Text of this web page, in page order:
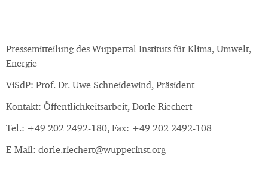
Pressemitteilung des Wuppertal Instituts für Klima, Umwelt,
Energie
ViSdP: Prof. Dr. Uwe Schneidewind, Präsident
Kontakt: Öffentlichkeitsarbeit, Dorle Riechert
Tel.: +49 202 2492-180, Fax: +49 202 2492-108
E-Mail: dorle.riechert@wupperinst.org